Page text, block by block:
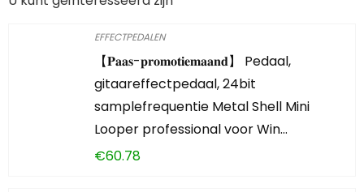
EFFECTPEDALEN
【𝐏𝐚𝐚𝐬-𝐩𝐫𝐨𝐦𝐨𝐭𝐢𝐞𝐦𝐚𝐚𝐧𝐝】 Pedaal,
gitaareffectpedaal, 24bit
samplefrequentie Metal Shell Mini
Looper professional voor Win…
€60.78